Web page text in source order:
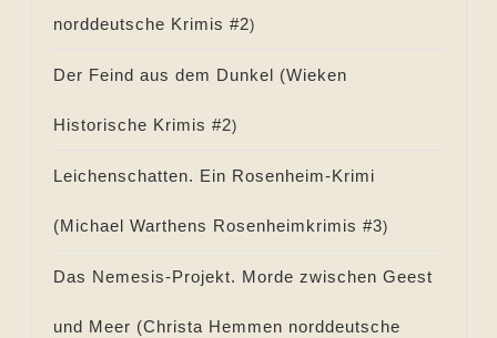
norddeutsche Krimis #2)
Der Feind aus dem Dunkel (Wieken
Historische Krimis #2)
Leichenschatten. Ein Rosenheim-Krimi
(Michael Warthens Rosenheimkrimis #3)
Das Nemesis-Projekt. Morde zwischen Geest
und Meer (Christa Hemmen norddeutsche